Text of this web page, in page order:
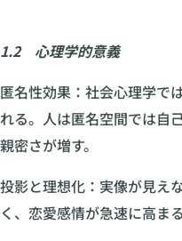
1.2 心理学的意義
匿名性効果：社会心理学で
れる。人は匿名空間では自
親密さが増す。
投影と理想化：実像が見え
く、恋愛感情が急速に高ま